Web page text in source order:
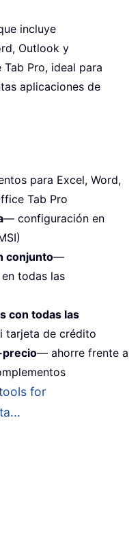
incluye
Outlook y
Pro, ideal para
aplicaciones de
para Excel, Word,
Tab Pro
— configuración en
conjunto—
todas las
con todas las
tarjeta de crédito
precio— ahorre frente a
for